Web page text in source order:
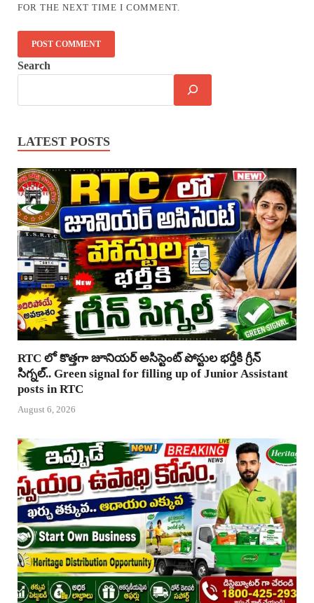
FOR THE NEXT TIME I COMMENT.
Search
LATEST POSTS
RTC లో కొత్తగా జూనియర్ అసిస్టెంట్ పోస్టుల భర్తీకి గ్రీన్
సిగ్నల్.. Green signal for filling up of Junior Assistant
posts in RTC
August 6, 2026